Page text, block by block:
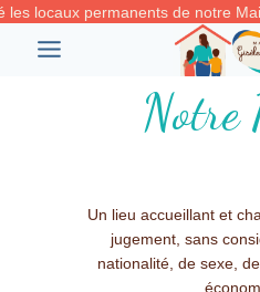
Aller
contenu
locaux permanents de notre
Notre
Un lieu accueillant et
jugement, sans
nationalité, de sexe,